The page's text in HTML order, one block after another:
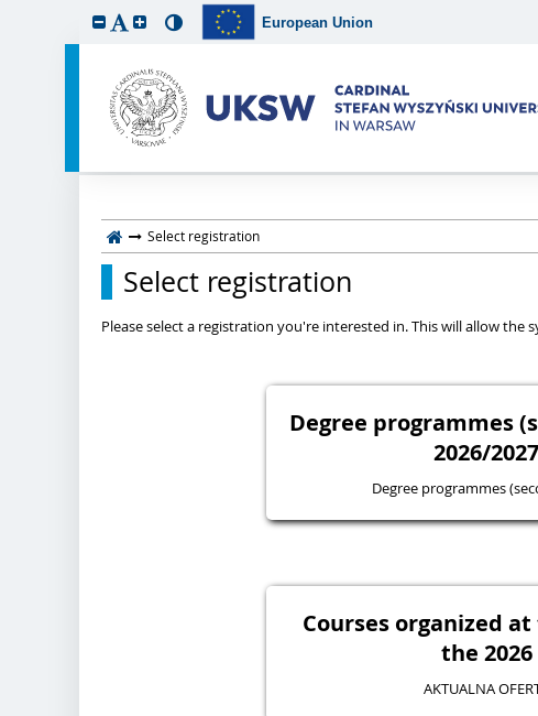
European Union
Select registration
Select registration
Please select a registration you're interested in. This will allow
Degree programmes
2026/2027
Degree programmes
Courses organized at
the 2026
AKTUALNA